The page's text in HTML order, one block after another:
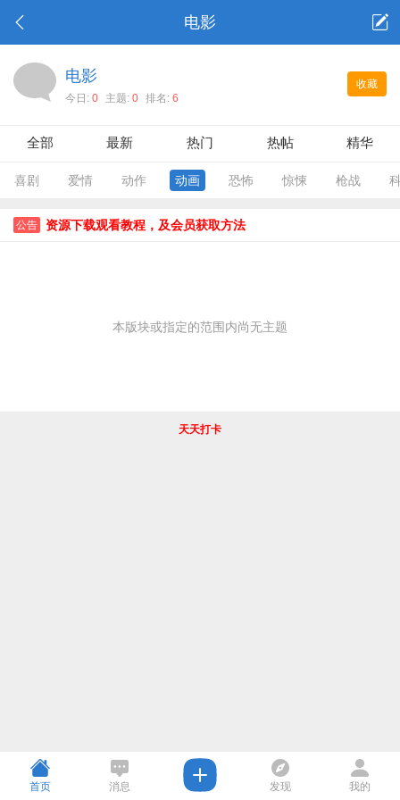
电影
收藏
电影
今日: 0 主题: 0 排名: 6
全部 最新 热门 热帖 精华
喜剧 爱情 动作 动画 恐怖 惊悚 枪战
公告 资源下载观看教程，及会员获取方法
本版块或指定的范围内尚无主题
天天打卡
首页 消息 发现 我的